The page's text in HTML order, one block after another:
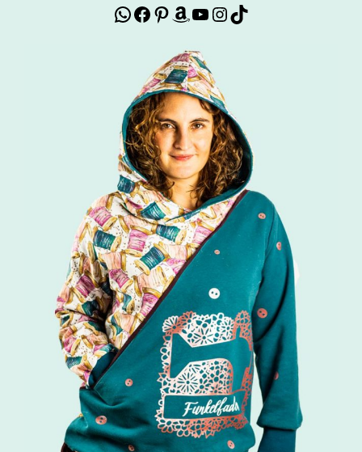
WhatsApp
Facebook
Pinterest
Amazon
YouTube
Instagram
TikTok